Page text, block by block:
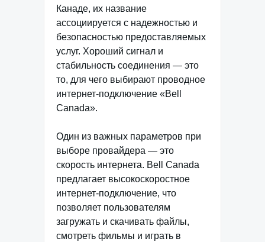
Канаде, их название
ассоциируется с надежностью и
безопасностью предоставляемых
услуг. Хороший сигнал и
стабильность соединения — это
то, для чего выбирают проводное
интернет-подключение «Bell
Canada».
Один из важных параметров при
выборе провайдера — это
скорость интернета. Bell Canada
предлагает высокоскоростное
интернет-подключение, что
позволяет пользователям
загружать и скачивать файлы,
смотреть фильмы и играть в